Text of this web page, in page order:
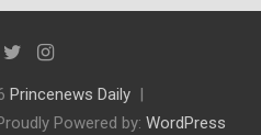
Princenews Daily
Powered by: WordPress